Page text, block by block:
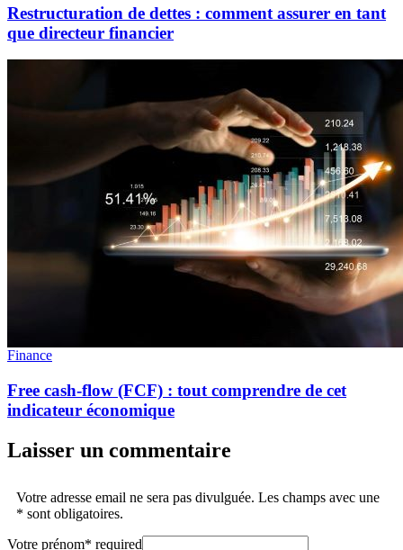
Restructuration de dettes : comment assurer en tant
que directeur financier
Finance
Free cash-flow (FCF) : tout comprendre de cet
indicateur économique
Laisser un commentaire
Votre adresse email ne sera pas divulguée. Les champs avec une
* sont obligatoires.
Votre prénom* required